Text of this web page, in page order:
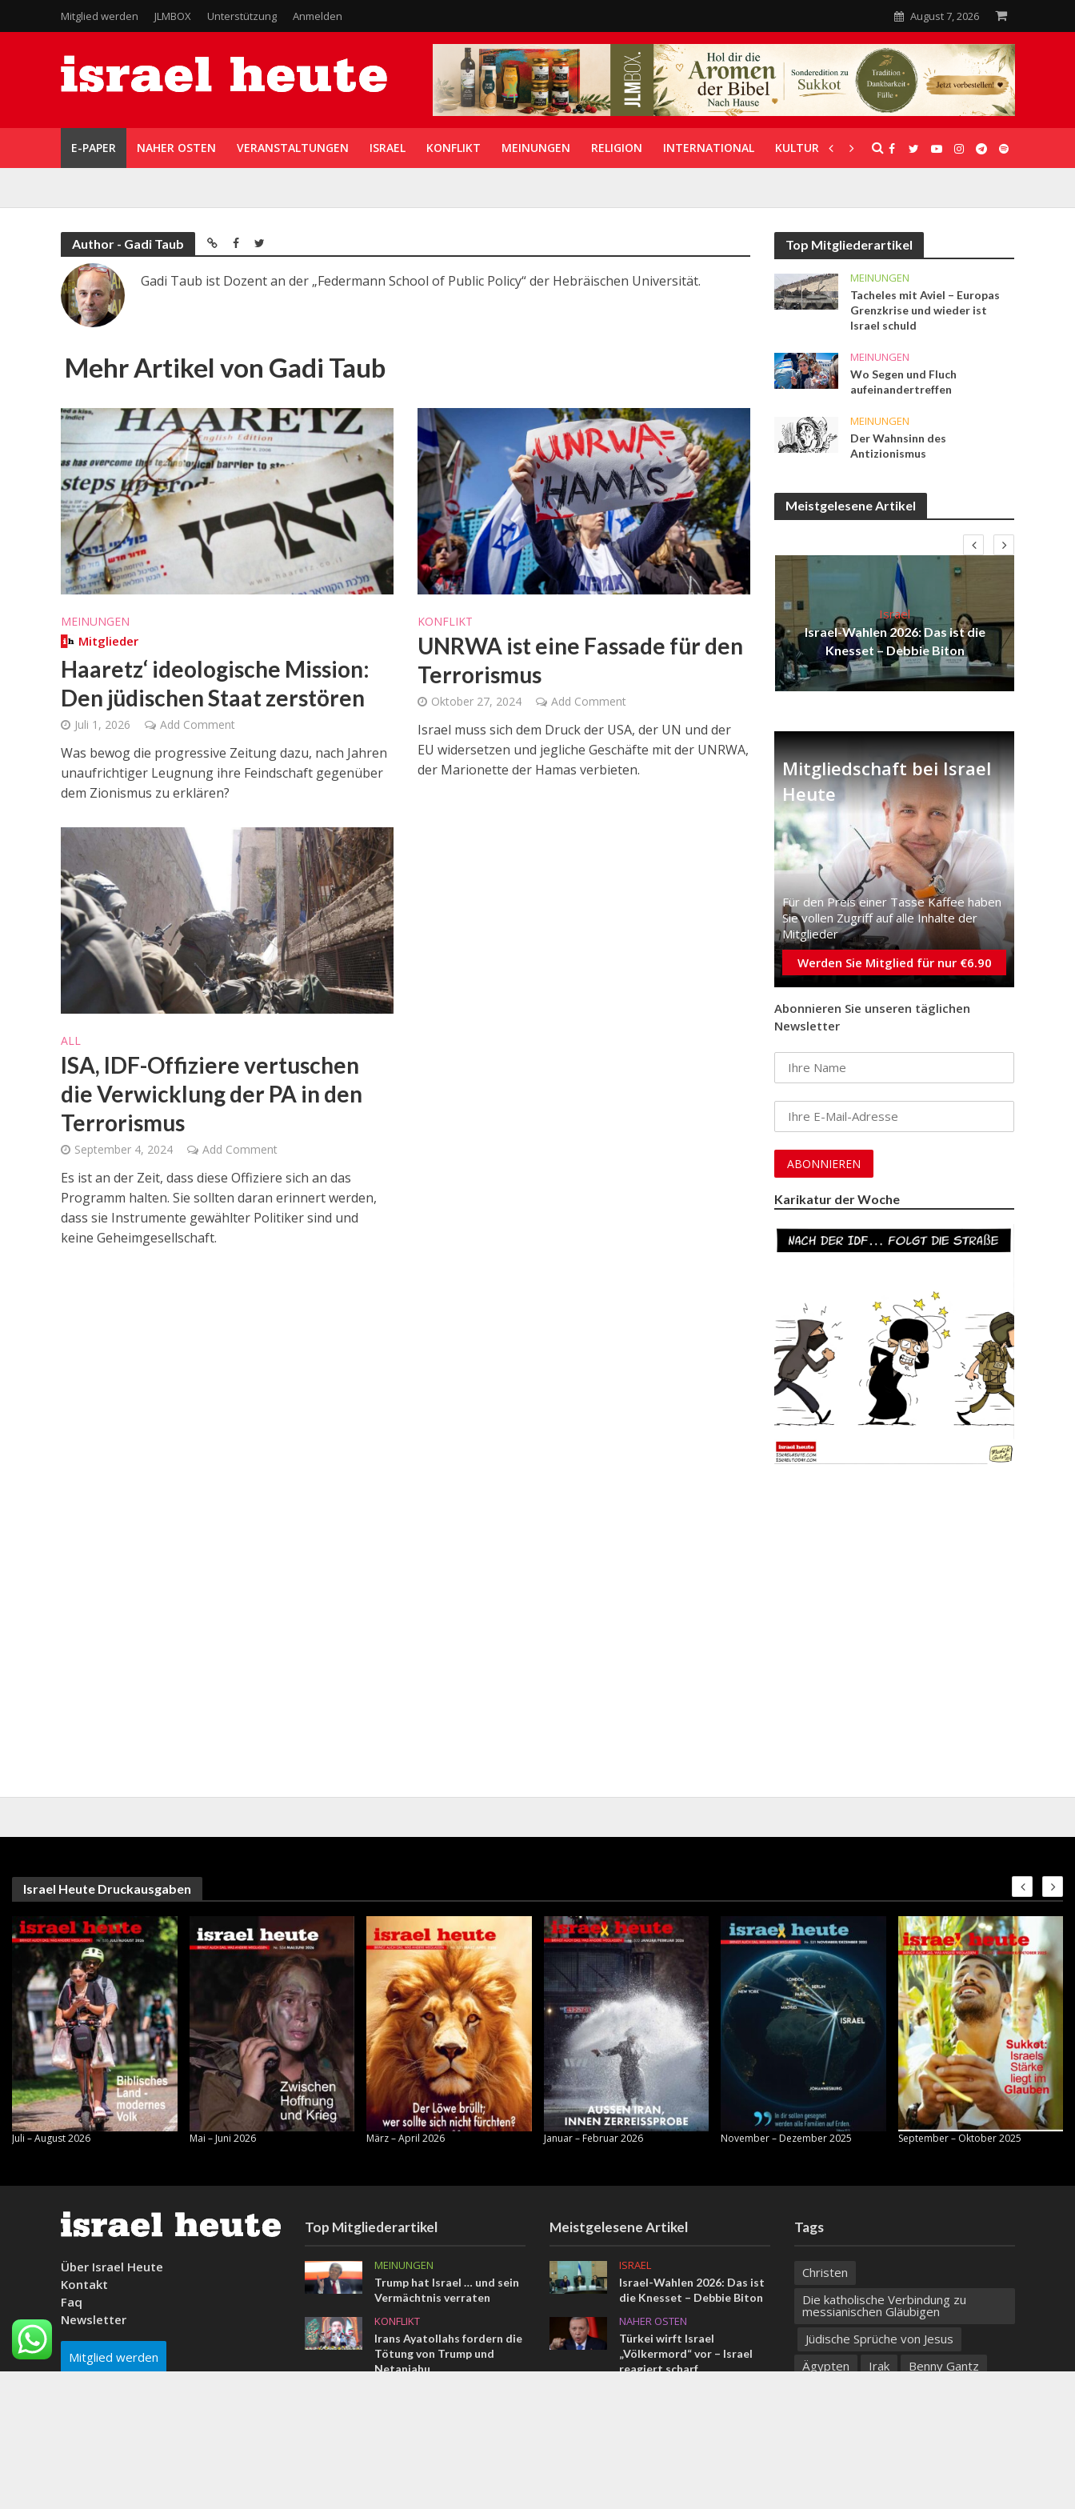
Mitglied werden JLMBOX Unterstützung Anmelden August 7, 2026
E-PAPER NAHER OSTEN VERANSTALTUNGEN ISRAEL KONFLIKT MEINUNGEN RELIGION INTERNATIONAL KULTUR UNTERSTÜTZUNG
Author - Gadi Taub
Gadi Taub ist Dozent an der „Federmann School of Public Policy“ der Hebräischen Universität.
Mehr Artikel von Gadi Taub
MEINUNGEN
Mitglieder
Haaretz‘ ideologische Mission:
Den jüdischen Staat zerstören
Juli 1, 2026 Add Comment
Was bewog die progressive Zeitung dazu, nach Jahren
unaufrichtiger Leugnung ihre Feindschaft gegenüber
dem Zionismus zu erklären?
KONFLIKT
UNRWA ist eine Fassade für den
Terrorismus
Oktober 27, 2024 Add Comment
Israel muss sich dem Druck der USA, der UN und der
EU widersetzen und jegliche Geschäfte mit der UNRWA,
der Marionette der Hamas verbieten.
ALL
ISA, IDF-Offiziere vertuschen
die Verwicklung der PA in den
Terrorismus
September 4, 2024 Add Comment
Es ist an der Zeit, dass diese Offiziere sich an das
Programm halten. Sie sollten daran erinnert werden,
dass sie Instrumente gewählter Politiker sind und
keine Geheimgesellschaft.
Top Mitgliederartikel
MEINUNGEN
Tacheles mit Aviel – Europas
Grenzkrise und wieder ist
Israel schuld
MEINUNGEN
Wo Segen und Fluch
aufeinandertreffen
MEINUNGEN
Der Wahnsinn des
Antizionismus
Meistgelesene Artikel
Staaten-Lösung
Hungervorwürfe gegen Israel
infrage
Israel
Israel-Wahlen 2026: Das ist die
Knesset – Debbie Biton
Mitgliedschaft bei Israel
Heute
Für den Preis einer Tasse Kaffee haben
Sie vollen Zugriff auf alle Inhalte der
Mitglieder
Werden Sie Mitglied für nur €6.90
Abonnieren Sie unseren täglichen
Newsletter
Karikatur der Woche
Israel Heute Druckausgaben
Juli – August 2026 Mai – Juni 2026 März – April 2026 Januar – Februar 2026 November – Dezember 2025 September – Oktober 2025
Über Israel Heute
Kontakt
Faq
Newsletter
Mitglied werden
Top Mitgliederartikel
MEINUNGEN
Trump hat Israel … und sein
Vermächtnis verraten
KONFLIKT
Irans Ayatollahs fordern die
Tötung von Trump und
Netanjahu
Meistgelesene Artikel
ISRAEL
Israel-Wahlen 2026: Das ist
die Knesset – Debbie Biton
NAHER OSTEN
Türkei wirft Israel
„Völkermord“ vor – Israel
reagiert scharf
Tags
Christen
Die katholische Verbindung zu
messianischen Gläubigen
Jüdische Sprüche von Jesus
Ägypten
Irak
Benny Gantz